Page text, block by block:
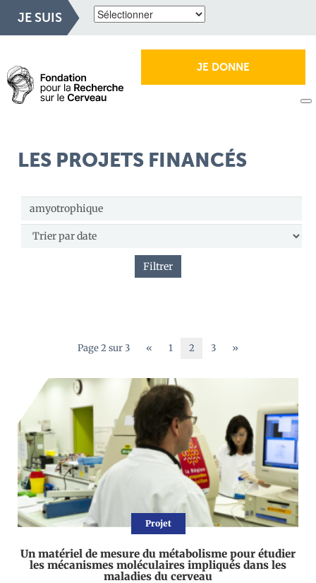
JE SUIS
JE DONNE
LES PROJETS FINANCÉS
Filtrer
Page 2 sur 3 « 1 2 3 »
Projet
Un matériel de mesure du métabolisme pour étudier
les mécanismes moléculaires impliqués dans les
maladies du cerveau